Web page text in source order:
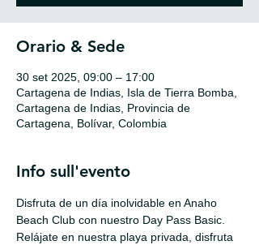
Orario & Sede
30 set 2025, 09:00 – 17:00
Cartagena de Indias, Isla de Tierra Bomba,
Cartagena de Indias, Provincia de
Cartagena, Bolívar, Colombia
Info sull'evento
Disfruta de un día inolvidable en Anaho
Beach Club con nuestro Day Pass Basic.
Relájate en nuestra playa privada, disfruta